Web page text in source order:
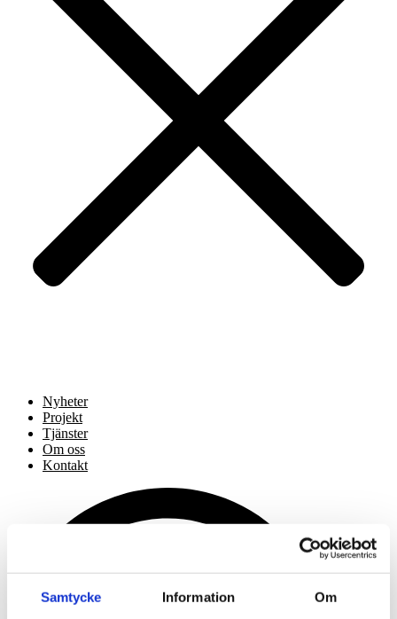
Samtycke Information Om
Nyheter
Projekt
Tjänster
Om oss
Kontakt